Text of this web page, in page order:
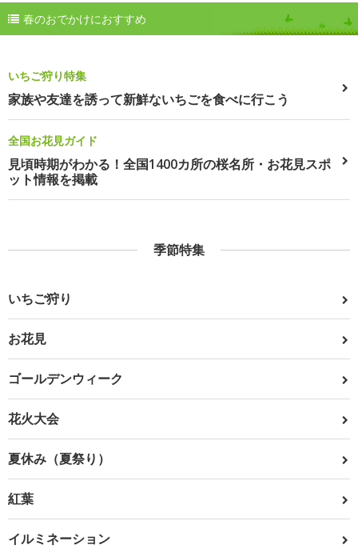
春のおでかけにおすすめ
いちご狩り特集
家族や友達を誘って新鮮ないちごを食べに行こう
全国お花見ガイド
見頃時期がわかる！全国1400カ所の桜名所・お花見スポ
ット情報を掲載
季節特集
いちご狩り
お花見
ゴールデンウィーク
花火大会
夏休み（夏祭り）
紅葉
イルミネーション